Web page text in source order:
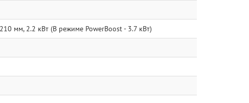
мм, 2.2 кВт (В режиме PowerBoost - 3.7 кВт)